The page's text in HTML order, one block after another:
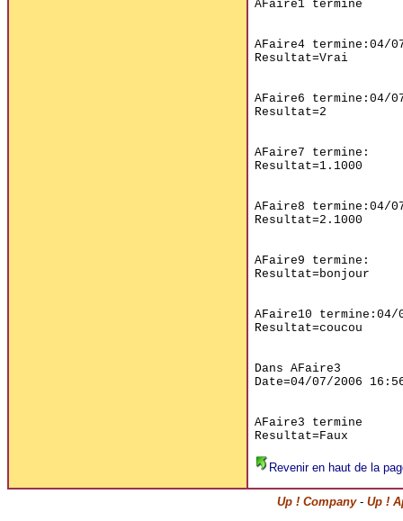
AFaire1 termine
AFaire4 termine:04/
Resultat=Vrai
AFaire6 termine:04/
Resultat=2
AFaire7 termine:
Resultat=1.1000
AFaire8 termine:04/
Resultat=2.1000
AFaire9 termine:
Resultat=bonjour
AFaire10 termine:04/
Resultat=coucou
Dans AFaire3
Date=04/07/2006
AFaire3 termine
Revenir en haut de la
Up ! Company- Up !